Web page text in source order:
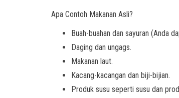
Apa Contoh Makanan Asli?
Buah-buahan dan sayuran (Anda
Daging dan ungags.
Makanan laut.
Kacang-kacangan dan biji-bijian.
Produk susu seperti susu dan